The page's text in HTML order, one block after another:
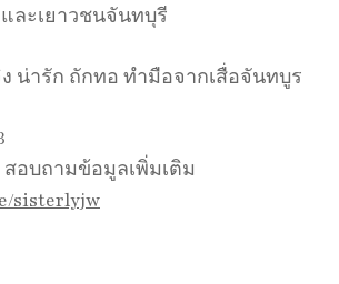
ละเยาวชนจันทบุรี
น่ารัก ถักทอ ทำมือจากเสื่อจันทบูร
อบถามข้อมูลเพิ่มเติม
sisterlyjw